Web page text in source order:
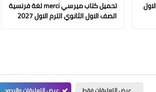
تحميل كتاب ميرسي merci لغة فرنسية
الصف الاول الثانوي الترم الاول 2027